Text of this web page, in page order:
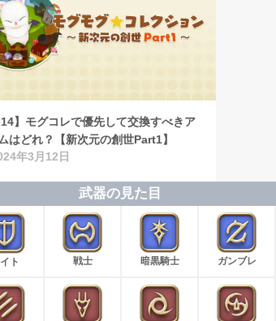
】モグコレで優先して交換すべきア
はどれ？【新次元の創世Part1】
年3月12日
武器の見た目
ト 戦士 暗黒騎士 ガンブレ